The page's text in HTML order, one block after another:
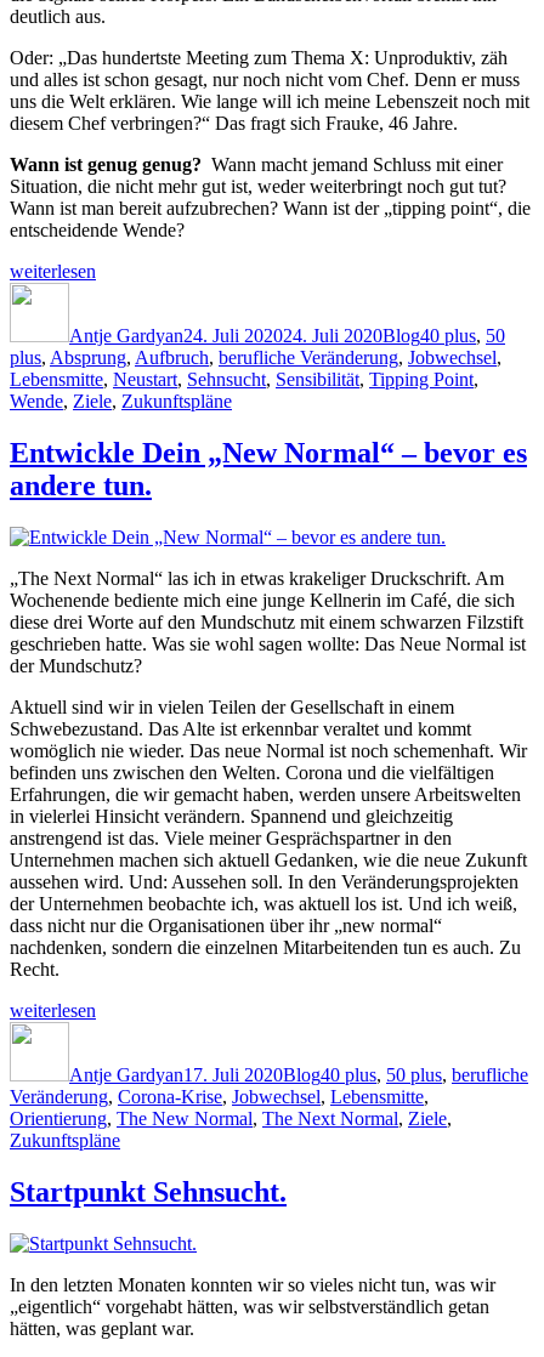
deutlich aus.
Oder: „Das hundertste Meeting zum Thema X: Unproduktiv, zäh
und alles ist schon gesagt, nur noch nicht vom Chef. Denn er muss
uns die Welt erklären. Wie lange will ich meine Lebenszeit noch mit
diesem Chef verbringen?“ Das fragt sich Frauke, 46 Jahre.
Wann ist genug genug? Wann macht jemand Schluss mit einer
Situation, die nicht mehr gut ist, weder weiterbringt noch gut tut?
Wann ist man bereit aufzubrechen? Wann ist der „tipping point“, die
entscheidende Wende?
„Findest
Du
Absprung?“
weiterlesen
Antje Gardyan24. Juli 202024. Juli 2020Blog40 plus, 50
plus, Absprung, Aufbruch, berufliche Veränderung, Jobwechsel,
Lebensmitte, Neustart, Sehnsucht, Sensibilität, Tipping Point,
Wende, Ziele, Zukunftspläne
Entwickle Dein „New Normal“ – bevor es
andere tun.
„The Next Normal“ las ich in etwas krakeliger Druckschrift. Am
Wochenende bediente mich eine junge Kellnerin im Café, die sich
diese drei Worte auf den Mundschutz mit einem schwarzen Filzstift
geschrieben hatte. Was sie wohl sagen wollte: Das Neue Normal ist
der Mundschutz?
Aktuell sind wir in vielen Teilen der Gesellschaft in einem
Schwebezustand. Das Alte ist erkennbar veraltet und kommt
womöglich nie wieder. Das neue Normal ist noch schemenhaft. Wir
befinden uns zwischen den Welten. Corona und die vielfältigen
Erfahrungen, die wir gemacht haben, werden unsere Arbeitswelten
in vielerlei Hinsicht verändern. Spannend und gleichzeitig
anstrengend ist das. Viele meiner Gesprächspartner in den
Unternehmen machen sich aktuell Gedanken, wie die neue Zukunft
aussehen wird. Und: Aussehen soll. In den Veränderungsprojekten
der Unternehmen beobachte ich, was aktuell los ist. Und ich weiß,
dass nicht nur die Organisationen über ihr „new normal“
nachdenken, sondern die einzelnen Mitarbeitenden tun es auch. Zu
Recht.
„Entwickle
Dein
Normal“
–
bevor
es
tun.“
weiterlesen
Antje Gardyan17. Juli 2020Blog40 plus, 50 plus, berufliche
Veränderung, Corona-Krise, Jobwechsel, Lebensmitte,
Orientierung, The New Normal, The Next Normal, Ziele,
Zukunftspläne
Startpunkt Sehnsucht.
In den letzten Monaten konnten wir so vieles nicht tun, was wir
„eigentlich“ vorgehabt hätten, was wir selbstverständlich getan
hätten, was geplant war.